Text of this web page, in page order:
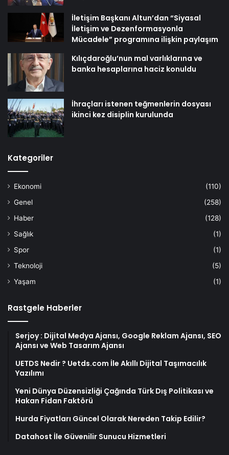
İletişim Başkanı Altun’dan “Siyasal
İletişim ve Dezenformasyonla
Mücadele” programına ilişkin paylaşım
Kılıçdaroğlu’nun mal varlıklarına ve
banka hesaplarına haciz konuldu
İhraçları istenen teğmenlerin dosyası
ikinci kez disiplin kurulunda
Kategoriler
Ekonomi
(110)
Genel
(258)
Haber
(128)
Sağlık
(1)
Spor
(1)
Teknoloji
(5)
Yaşam
(1)
Rastgele Haberler
Serjoy : Dijital Medya Ajansı, Google Reklam Ajansı, SEO
Ajansı ve Web Tasarım Ajansı
UETDS Nedir ? Uetds.com İle Akıllı Dijital Taşımacılık
Yazılımı
Yeni Dünya Düzensizliği Çağında Türk Dış Politikası ve
Hakan Fidan Faktörü
Hurda Fiyatları Güncel Olarak Nereden Takip Edilir?
Datahost İle Güvenilir Sunucu Hizmetleri